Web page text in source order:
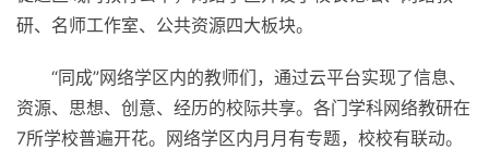
研、名师工作室、公共资源四大板块。
“同成”网络学区内的教师们，通过云平台实现了信息、
资源、思想、创意、经历的校际共享。各门学科网络教研在
7所学校普遍开花。网络学区内月月有专题，校校有联动。